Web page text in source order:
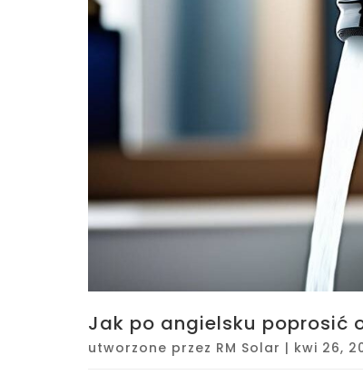
Jak po angielsku poprosić
utworzone przez RM Solar | kwi 26,